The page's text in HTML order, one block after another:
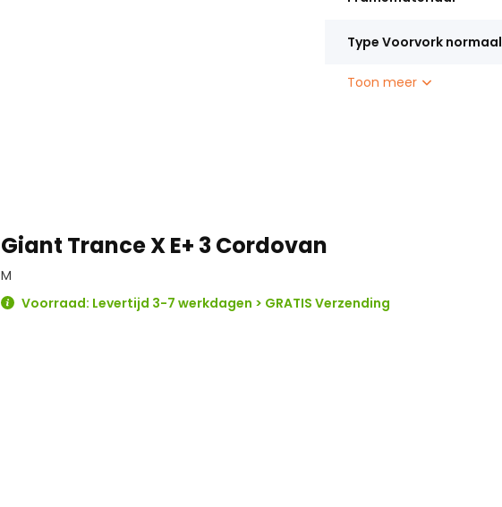
Type Voorvork normaal
Toon meer
Giant Trance X E+ 3 Cordovan
M
Voorraad: Levertijd 3-7 werkdagen > GRATIS Verzending